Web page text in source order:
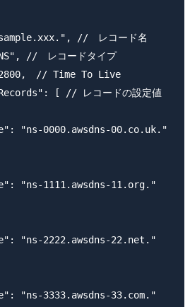
//　レコード名
//　レコードタイプ
　// Time To Live
[ // レコードの設定値
"ns-0000.awsdns-00.co.uk."
"ns-1111.awsdns-11.org."
"ns-2222.awsdns-22.net."
"ns-3333.awsdns-33.com."